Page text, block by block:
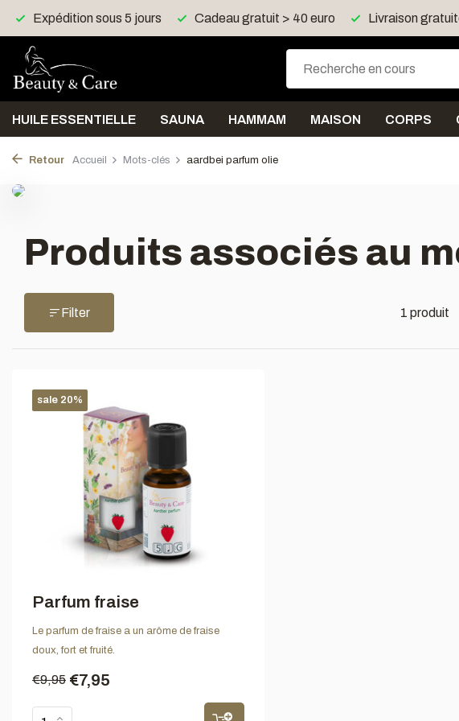
Expédition sous 5 jours Cadeau gratuit > 40 euro Livraison
HUILE ESSENTIELLE SAUNA HAMMAM MAISON CORPS
Retour Accueil Mots-clés aardbei parfum olie
Produits associés au
Filter 1 produit
sale 20%
Parfum fraise
Le parfum de fraise a un arôme de fraise
doux, fort et fruité.
€9,95 €7,95